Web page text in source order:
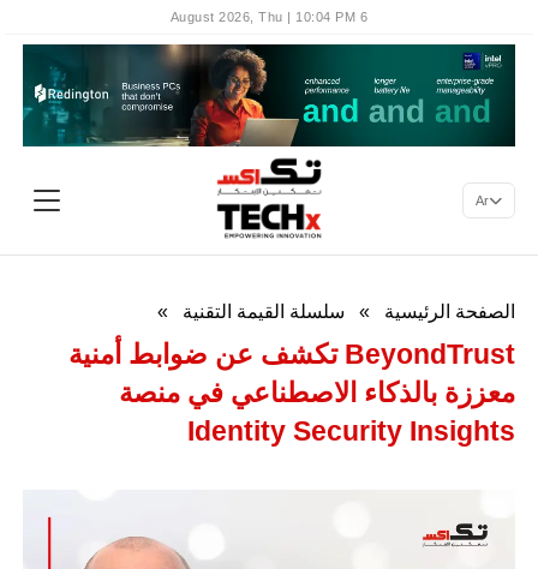
6 August 2026, Thu | 10:04 PM
Ar
الصفحة الرئيسية » سلسلة القيمة التقنية »
BeyondTrust تكشف عن ضوابط أمنية
معززة بالذكاء الاصطناعي في منصة
Identity Security Insights